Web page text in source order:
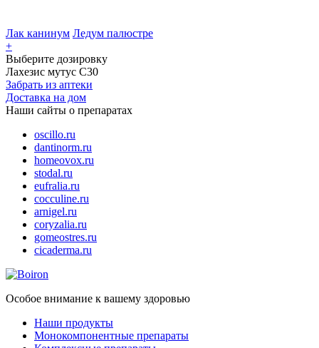
Лак канинум Ледум палюстре
+
Выберите дозировку
Лахезис мутус С30
Забрать из аптеки
Доставка на дом
Наши сайты о препаратах
oscillo.ru
dantinorm.ru
homeovox.ru
stodal.ru
eufralia.ru
cocculine.ru
arnigel.ru
coryzalia.ru
gomeostres.ru
cicaderma.ru
Особое внимание к вашему здоровью
Наши продукты
Монокомпонентные препараты